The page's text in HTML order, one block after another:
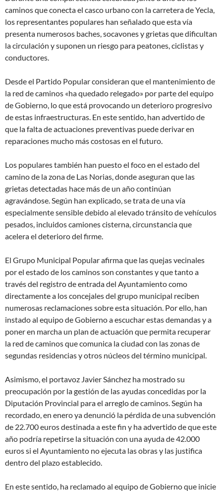
caminos que conecta el casco urbano con la carretera de Yecla,
los representantes populares han señalado que esta vía
presenta numerosos baches, socavones y grietas que dificultan
la circulación y suponen un riesgo para peatones, ciclistas y
conductores.
Desde el Partido Popular consideran que el mantenimiento de
la red de caminos «ha quedado relegado» por parte del equipo
de Gobierno, lo que está provocando un deterioro progresivo
de estas infraestructuras. En este sentido, han advertido de
que la falta de actuaciones preventivas puede derivar en
reparaciones mucho más costosas en el futuro.
Los populares también han puesto el foco en el estado del
camino de la zona de Las Norias, donde aseguran que las
grietas detectadas hace más de un año continúan
agravándose. Según han explicado, se trata de una vía
especialmente sensible debido al elevado tránsito de vehículos
pesados, incluidos camiones cisterna, circunstancia que
acelera el deterioro del firme.
El Grupo Municipal Popular afirma que las quejas vecinales
por el estado de los caminos son constantes y que tanto a
través del registro de entrada del Ayuntamiento como
directamente a los concejales del grupo municipal reciben
numerosas reclamaciones sobre esta situación. Por ello, han
instado al equipo de Gobierno a escuchar estas demandas y a
poner en marcha un plan de actuación que permita recuperar
la red de caminos que comunica la ciudad con las zonas de
segundas residencias y otros núcleos del término municipal.
Asimismo, el portavoz Javier Sánchez ha mostrado su
preocupación por la gestión de las ayudas concedidas por la
Diputación Provincial para el arreglo de caminos. Según ha
recordado, en enero ya denunció la pérdida de una subvención
de 22.700 euros destinada a este fin y ha advertido de que este
año podría repetirse la situación con una ayuda de 42.000
euros si el Ayuntamiento no ejecuta las obras y las justifica
dentro del plazo establecido.
En este sentido, ha reclamado al equipo de Gobierno que inicie